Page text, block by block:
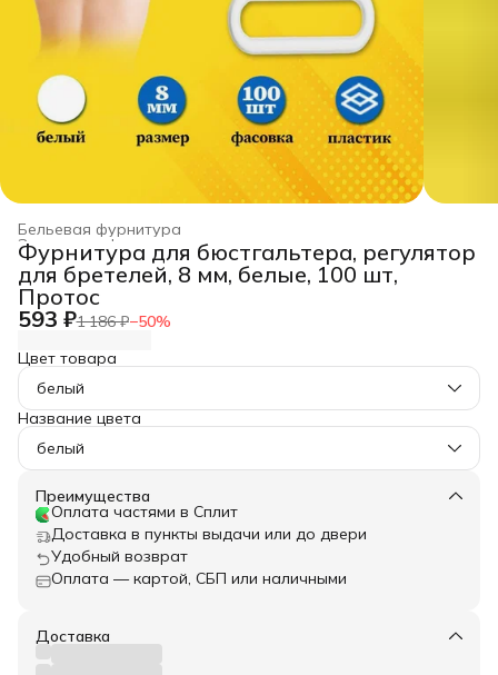
Бельевая фурнитура
Заготовка, фурнитура для рукоделия ›
Хобби и творчество ›
Главная ›
Фурнитура для бюстгальтера, регулятор
для бретелей, 8 мм, белые, 100 шт,
Протос
593 ₽1 186 ₽−50%
Цвет товара
белый
Название цвета
белый
Преимущества
Оплата частями в Сплит
Доставка в пункты выдачи или до двери
Удобный возврат
Оплата — картой, СБП или наличными
Доставка